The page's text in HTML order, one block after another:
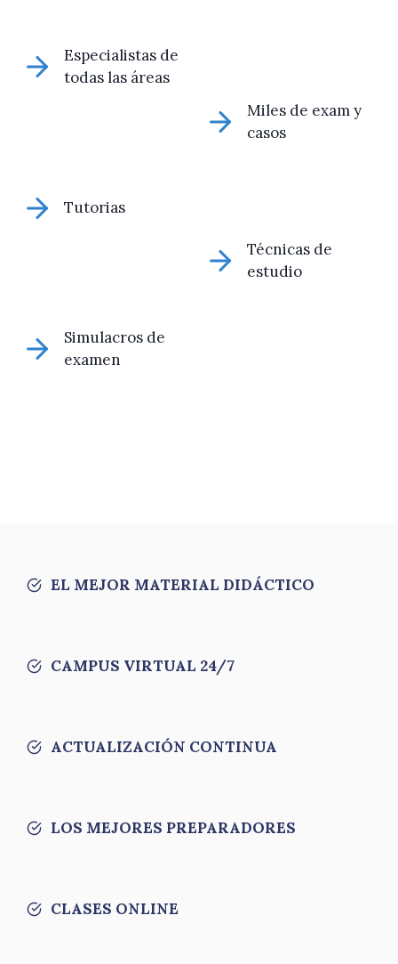
Especialistas de
todas las áreas
Miles de exam y
casos
Tutorias
Técnicas de
estudio
Simulacros de
examen
EL MEJOR MATERIAL DIDÁCTICO
CAMPUS VIRTUAL 24/7
ACTUALIZACIÓN CONTINUA
LOS MEJORES PREPARADORES
CLASES ONLINE